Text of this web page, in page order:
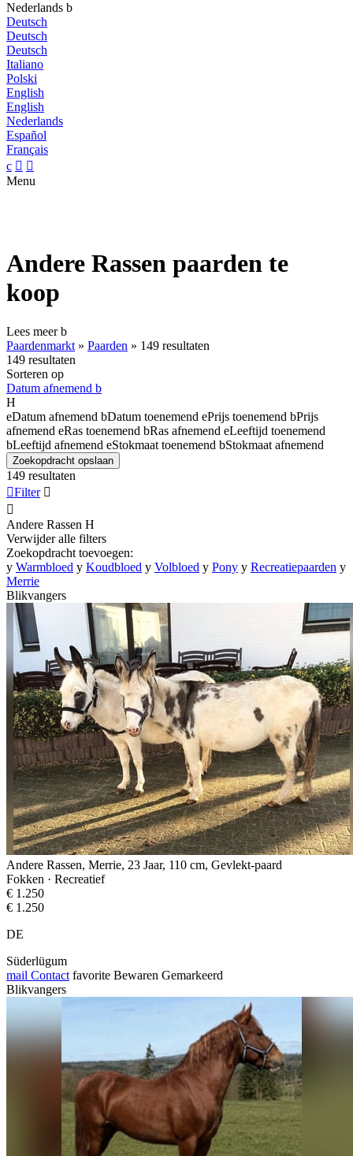
Nederlands b
Deutsch
Deutsch
Deutsch
Italiano
Polski
English
English
Nederlands
Español
Français
c  
Menu
Andere Rassen paarden te
koop
Lees meerb
Paardenmarkt » Paarden » 149 resultaten
149 resultaten
Sorteren op
Datum afnemend b
H
eDatum afnemend bDatum toenemend ePrijs toenemend bPrijs
afnemend eRas toenemend bRas afnemend eLeeftijd toenemend
bLeeftijd afnemend eStokmaat toenemend bStokmaat afnemend
Zoekopdracht opslaan
149 resultaten
Filter 

Andere Rassen H
Verwijder alle filters
Zoekopdracht toevoegen:
y Warmbloed y Koudbloed y Volbloed y Pony y Recreatiepaarden y
Merrie
Blikvangers
Andere Rassen, Merrie, 23 Jaar, 110 cm, Gevlekt-paard
Fokken · Recreatief
€ 1.250
€ 1.250
DE
Süderlügum
mail Contact favorite Bewaren Gemarkeerd
Blikvangers